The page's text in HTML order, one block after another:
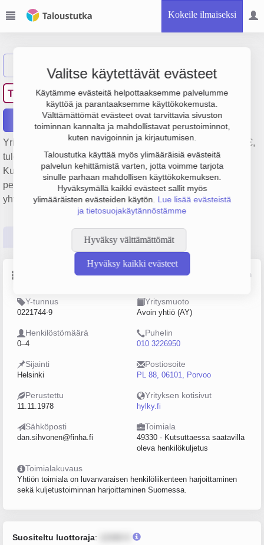
Kokeile ilmaiseksi
Valitse käytettävät evästeet
Käytämme evästeitä helpottaaksemme palvelumme
käyttöä ja parantaaksemme käyttökokemusta.
Välttämättömät evästeet ovat tarvittavia sivuston
toiminnan kannalta ja mahdollistavat perustoiminnot,
kuten navigoinnin ja kirjautumisen.
Taloustutka käyttää myös ylimääräisiä evästeitä
palvelun kehittämistä varten, jotta voimme tarjota
sinulle parhaan mahdollisen käyttökokemuksen.
Hyväksymällä kaikki evästeet sallit myös
ylimääräisten evästeiden käytön. Lue lisää evästeistä
ja tietosuojakäytännöstämme
Hyväksy välttämättömät
Hyväksy kaikki evästeet
T6 Taxi 678 & Co avoin yhtiö
Raportit
Yrityksen Taxi 678 & Co avoin yhtiö liikevaihto on 385 000 €,
tulos 3 000 € ja henkilöstömäärä 0. Sen päätoimiala on
Kutsuttaessa saatavilla oleva henkilökuljetus,
perustamisvuosi 1978 ja sijainti Helsinki. Yrityksen
yhtiömuoto Avoin yhtiö (AY).
Tilinpäätösluvut Päättäjätiedot
Lähde: YTJ, PRH, Traficom
Y-tunnus
0221744-9
Yritysmuoto
Avoin yhtiö (AY)
Henkilöstömäärä
0–4
Puhelin
010 3226950
Sijainti
Helsinki
Postiosoite
PL 88, 06101, Porvoo
Perustettu
11.11.1978
Yrityksen kotisivut
hylky.fi
Sähköposti
dan.sihvonen@finha.fi
Toimiala
49330 - Kutsuttaessa saatavilla
oleva henkilökuljetus
Toimialakuvaus
Yhtiön toimiala on luvanvaraisen henkilöliikenteen harjoittaminen
sekä kuljetustoiminnan harjoittaminen Suomessa.
Suositeltu luottoraja: